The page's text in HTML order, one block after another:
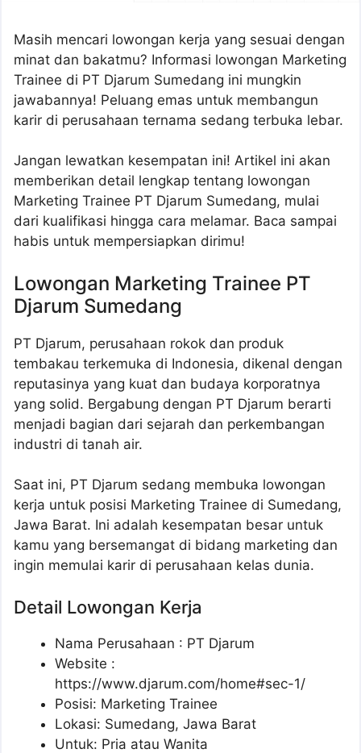
Masih mencari lowongan kerja yang sesuai dengan
minat dan bakatmu? Informasi lowongan Marketing
Trainee di PT Djarum Sumedang ini mungkin
jawabannya! Peluang emas untuk membangun
karir di perusahaan ternama sedang terbuka lebar.
Jangan lewatkan kesempatan ini! Artikel ini akan
memberikan detail lengkap tentang lowongan
Marketing Trainee PT Djarum Sumedang, mulai
dari kualifikasi hingga cara melamar. Baca sampai
habis untuk mempersiapkan dirimu!
Lowongan Marketing Trainee PT
Djarum Sumedang
PT Djarum, perusahaan rokok dan produk
tembakau terkemuka di Indonesia, dikenal dengan
reputasinya yang kuat dan budaya korporatnya
yang solid. Bergabung dengan PT Djarum berarti
menjadi bagian dari sejarah dan perkembangan
industri di tanah air.
Saat ini, PT Djarum sedang membuka lowongan
kerja untuk posisi Marketing Trainee di Sumedang,
Jawa Barat. Ini adalah kesempatan besar untuk
kamu yang bersemangat di bidang marketing dan
ingin memulai karir di perusahaan kelas dunia.
Detail Lowongan Kerja
Nama Perusahaan : PT Djarum
Website :
https://www.djarum.com/home#sec-1/
Posisi: Marketing Trainee
Lokasi: Sumedang, Jawa Barat
Untuk: Pria atau Wanita